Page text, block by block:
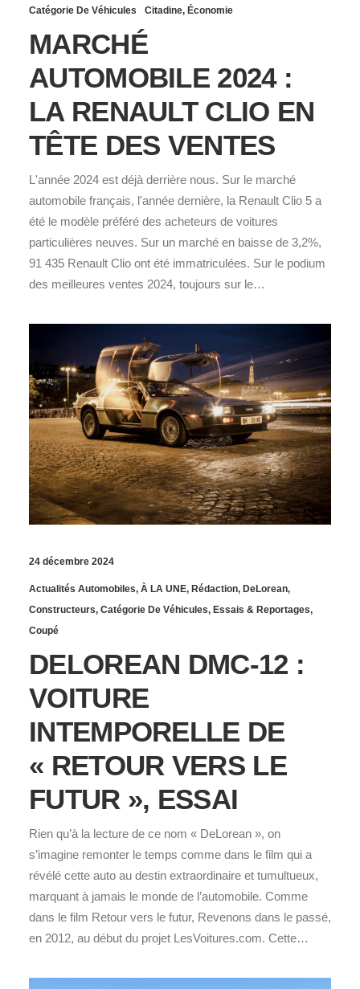
Catégorie De Véhicules
Citadine, Économie
MARCHÉ
AUTOMOBILE 2024 :
LA RENAULT CLIO EN
TÊTE DES VENTES
L'année 2024 est déjà derrière nous. Sur le marché
automobile français, l'année dernière, la Renault Clio 5 a
été le modèle préféré des acheteurs de voitures
particulières neuves. Sur un marché en baisse de 3,2%,
91 435 Renault Clio ont été immatriculées. Sur le podium
des meilleures ventes 2024, toujours sur le…
24 décembre 2024
Actualités Automobiles, À LA UNE, Rédaction, DeLorean,
Constructeurs, Catégorie De Véhicules, Essais & Reportages,
Coupé
DELOREAN DMC-12 :
VOITURE
INTEMPORELLE DE
« RETOUR VERS LE
FUTUR », ESSAI
Rien qu’à la lecture de ce nom « DeLorean », on
s’imagine remonter le temps comme dans le film qui a
révélé cette auto au destin extraordinaire et tumultueux,
marquant à jamais le monde de l’automobile. Comme
dans le film Retour vers le futur, Revenons dans le passé,
en 2012, au début du projet LesVoitures.com. Cette…